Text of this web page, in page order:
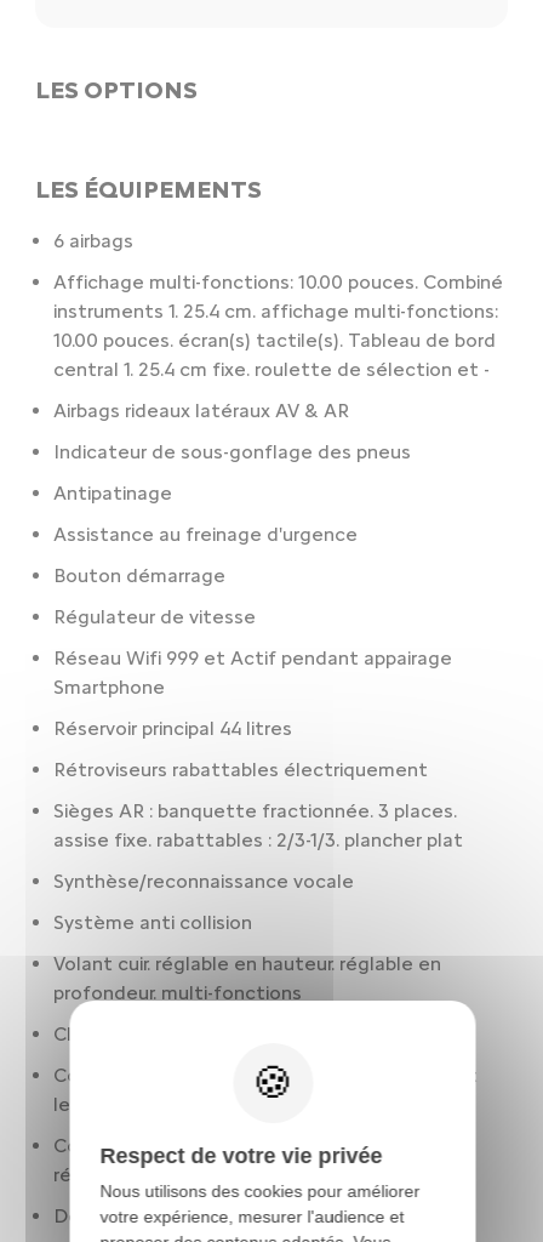
LES OPTIONS
LES ÉQUIPEMENTS
6 airbags
Affichage multi-fonctions: 10.00 pouces. Combiné
instruments 1. 25.4 cm. affichage multi-fonctions:
10.00 pouces. écran(s) tactile(s). Tableau de bord
central 1. 25.4 cm fixe. roulette de sélection et -
Airbags rideaux latéraux AV & AR
Indicateur de sous-gonflage des pneus
Antipatinage
Assistance au freinage d'urgence
Bouton démarrage
Régulateur de vitesse
Réseau Wifi 999 et Actif pendant appairage
Smartphone
Réservoir principal 44 litres
Rétroviseurs rabattables électriquement
Sièges AR : banquette fractionnée. 3 places.
assise fixe. rabattables : 2/3-1/3. plancher plat
Synthèse/reconnaissance vocale
Système anti collision
Volant cuir. réglable en hauteur. réglable en
profondeur. multi-fonctions
Climatisation 1 zone
Condamnation centralisée à distance. incluant
les lève-vitres
Contrôle des phares: allumage automatique.
réglage en hauteur manuel
Détection panneaux signalisation
Respect de votre vie privée
Nous utilisons des cookies pour améliorer
votre expérience, mesurer l'audience et